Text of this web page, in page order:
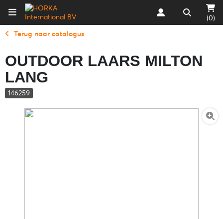
(0)
Terug naar catalogus
OUTDOOR LAARS MILTON
LANG
146259